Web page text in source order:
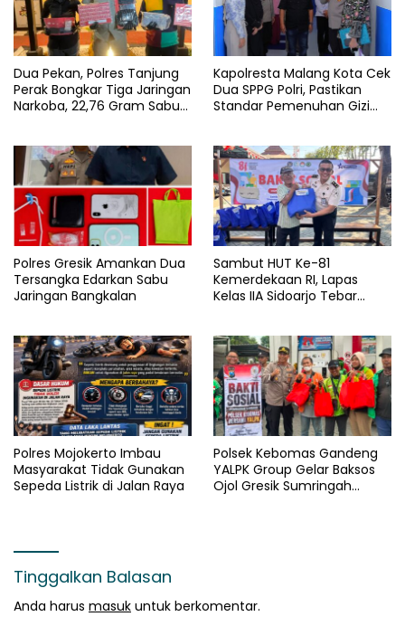
Dua Pekan, Polres Tanjung
Perak Bongkar Tiga Jaringan
Narkoba, 22,76 Gram Sabu
Kapolresta Malang Kota Cek
Dua SPPG Polri, Pastikan
Standar Pemenuhan Gizi
Polres Gresik Amankan Dua
Tersangka Edarkan Sabu
Jaringan Bangkalan
Sambut HUT Ke-81
Kemerdekaan RI, Lapas
Kelas IIA Sidoarjo Tebar
Paket Sembako
Polres Mojokerto Imbau
Masyarakat Tidak Gunakan
Sepeda Listrik di Jalan Raya
Polsek Kebomas Gandeng
YALPK Group Gelar Baksos
Ojol Gresik Sumringah
Tinggalkan Balasan
Anda harus masuk untuk berkomentar.